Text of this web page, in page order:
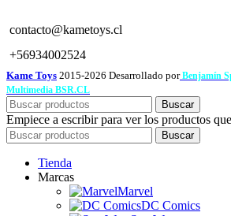
contacto@kametoys.cl
+56934002524
Kame Toys 2015-2026 Desarrollado porBenjamín
Multimedia BSR.CL
Buscar
Empiece a escribir para ver los productos
Buscar
Tienda
Marcas
Marvel
DC Comics